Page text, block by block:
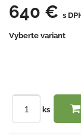
640 € s
Vyberte variant
ks